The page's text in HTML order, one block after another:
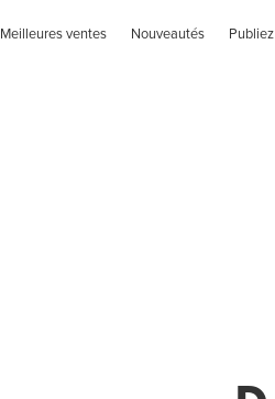
Meilleures ventes Nouveautés